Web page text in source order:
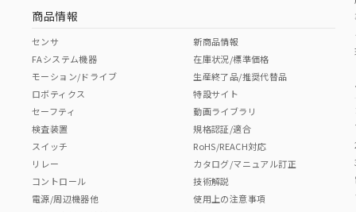
商品情報
センサ
FAシステム機器
モーション/ドライブ
ロボティクス
セーフティ
検査装置
スイッチ
リレー
コントロール
電源/周辺機器他
新商品情報
在庫状況/標準価格
生産終了品/推奨代替品
特設サイト
動画ライブラリ
規格認証/適合
RoHS/REACH対応
カタログ/マニュアル訂正
技術解説
使用上の注意事項